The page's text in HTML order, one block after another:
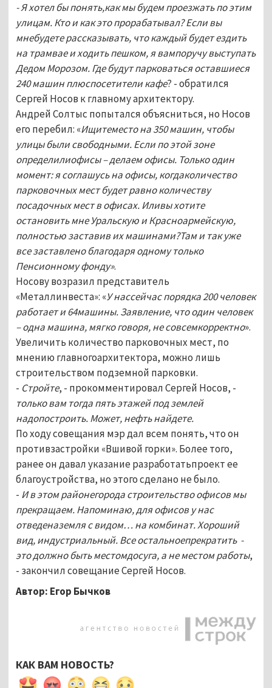
- Я хотел бы понять,как мы будем проезжать по этим
улицам. Кто и как это прорабатывал? Если вы
мнебудете рассказывать, что каждый будет ездить
на трамвае и ходить пешком, я вампоручу выступать
Дедом Морозом. Где будут парковаться оставшиеся
240 машин плюспосетители кафе? - обратился
Сергей Носов к главному архитектору.
Андрей Солтыс попытался объясниться, но Носов
его перебил: «Ищитеместо на 350 машин, чтобы
улицы были свободными. Если по этой зоне
определилиофисы – делаем офисы. Только один
момент: я соглашусь на офисы, когдаколичество
парковочных мест будет равно количеству
посадочных мест в офисах. Иливы хотите
остановить мне Уральскую и Красноармейскую,
полностью заставив их машинами?Там и так уже
все заставлено благодаря одному только
Пенсионному фонду».
Носову возразил представитель
«Металлинвеста»: «У нассейчас порядка 200 человек
работает и 64машины. Заявление, что один человек
– одна машина, мягко говоря, не совсемкорректно».
Увеличить количество парковочных мест, по
мнению главногоархитектора, можно лишь
строительством подземной парковки.
- Стройте, - прокомментировал Сергей Носов, -
только вам тогда пять этажей под землей
надопостроить. Может, нефть найдете.
По ходу совещания мэр дал всем понять, что он
противзастройки «Вшивой горки». Более того,
ранее он давал указание разработатьпроект ее
благоустройства, но этого сделано не было.
- И в этом районегорода строительство офисов мы
прекращаем. Напоминаю, для офисов у нас
отведеназемля с видом… на комбинат. Хороший
вид, индустриальный. Все остальноепрекратить -
это должно быть местомдосуга, а не местом работы,
- закончил совещание Сергей Носов.
Автор: Егор Бычков
КАК ВАМ НОВОСТЬ?